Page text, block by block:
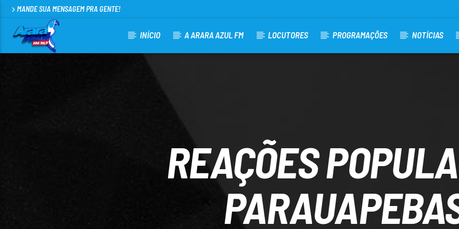
MANDE SUA MENSAGEM PRA GENTE!
INÍCIO A ARARA AZUL FM LOCUTORES PROGRAMAÇÕES NOTÍCIAS
REAÇÕES